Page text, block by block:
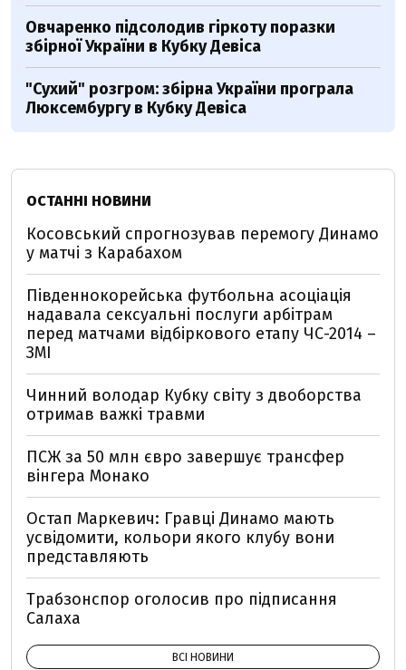
Овчаренко підсолодив гіркоту поразки
збірної України в Кубку Девіса
"Сухий" розгром: збірна України програла
Люксембургу в Кубку Девіса
ОСТАННІ НОВИНИ
Косовський спрогнозував перемогу Динамо
у матчі з Карабахом
Південнокорейська футбольна асоціація
надавала сексуальні послуги арбітрам
перед матчами відбіркового етапу ЧС-2014 –
ЗМІ
Чинний володар Кубку світу з двоборства
отримав важкі травми
ПСЖ за 50 млн євро завершує трансфер
вінгера Монако
Остап Маркевич: Гравці Динамо мають
усвідомити, кольори якого клубу вони
представляють
Трабзонспор оголосив про підписання
Салаха
ВСІ НОВИНИ